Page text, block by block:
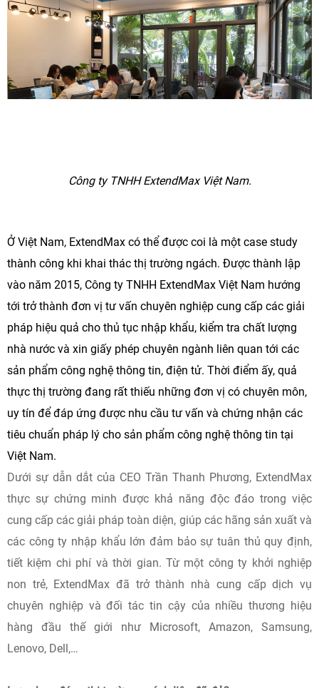
Công ty TNHH ExtendMax Việt Nam.
Ở Việt Nam, ExtendMax có thể được coi là một case study
thành công khi khai thác thị trường ngách. Được thành lập
vào năm 2015, Công ty TNHH ExtendMax Việt Nam hướng
tới trở thành đơn vị tư vấn chuyên nghiệp cung cấp các giải
pháp hiệu quả cho thủ tục nhập khẩu, kiểm tra chất lượng
nhà nước và xin giấy phép chuyên ngành liên quan tới các
sản phẩm công nghệ thông tin, điện tử. Thời điểm ấy, quả
thực thị trường đang rất thiếu những đơn vị có chuyên môn,
uy tín để đáp ứng được nhu cầu tư vấn và chứng nhận các
tiêu chuẩn pháp lý cho sản phẩm công nghệ thông tin tại
Việt Nam.
Dưới sự dẫn dắt của CEO Trần Thanh Phương, ExtendMax
thực sự chứng minh được khả năng độc đáo trong việc
cung cấp các giải pháp toàn diện, giúp các hãng sản xuất và
các công ty nhập khẩu lớn đảm bảo sự tuân thủ quy định,
tiết kiệm chi phí và thời gian. Từ một công ty khởi nghiệp
non trẻ, ExtendMax đã trở thành nhà cung cấp dịch vụ
chuyên nghiệp và đối tác tin cậy của nhiều thương hiệu
hàng đầu thế giới như Microsoft, Amazon, Samsung,
Lenovo, Dell,…